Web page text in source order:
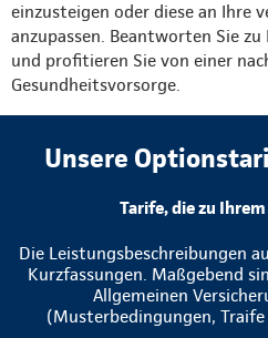
einzusteigen oder diese an Ihre
anzupassen. Beantworten Sie
und profitieren Sie von einer
Gesundheitsvorsorge.
Unsere
Tarife, die zu
Die Leistungsbeschreibungen
Kurzfassungen. Maßgebend
Allgemeinen
(Musterbedingungen,